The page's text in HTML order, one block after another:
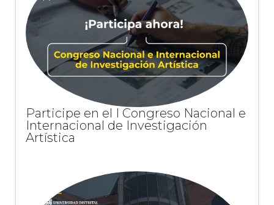
Participe en el I Congreso Nacional e
Internacional de Investigación
Artística